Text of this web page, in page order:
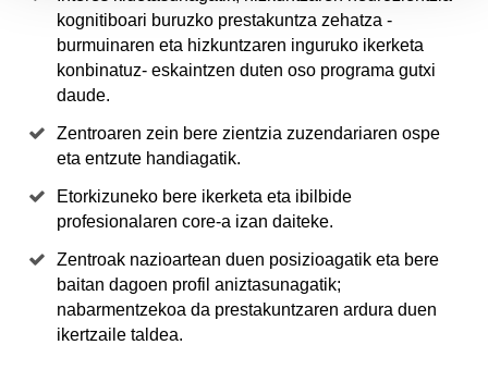
kognitiboari buruzko prestakuntza zehatza -
burmuinaren eta hizkuntzaren inguruko ikerketa
konbinatuz- eskaintzen duten oso programa gutxi
daude.
Zentroaren zein bere zientzia zuzendariaren ospe
eta entzute handiagatik.
Etorkizuneko bere ikerketa eta ibilbide
profesionalaren core-a izan daiteke.
Zentroak nazioartean duen posizioagatik eta bere
baitan dagoen profil aniztasunagatik;
nabarmentzekoa da prestakuntzaren ardura duen
ikertzaile taldea.